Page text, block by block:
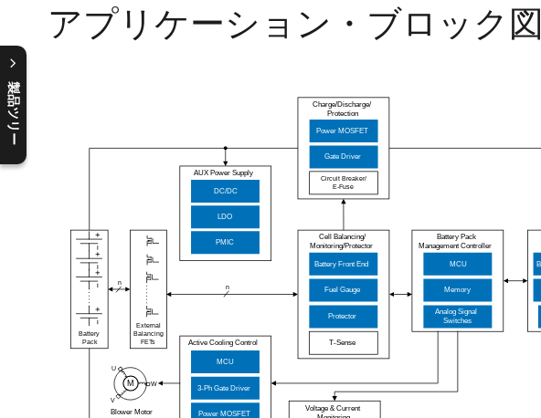
製品ツリー
C
l
o
s
e
p
r
o
d
u
c
t
t
r
e
e
m
e
n
O
p
e
n
p
r
o
d
u
c
t
t
r
e
e
m
e
n
アプリケーション・ブロック図